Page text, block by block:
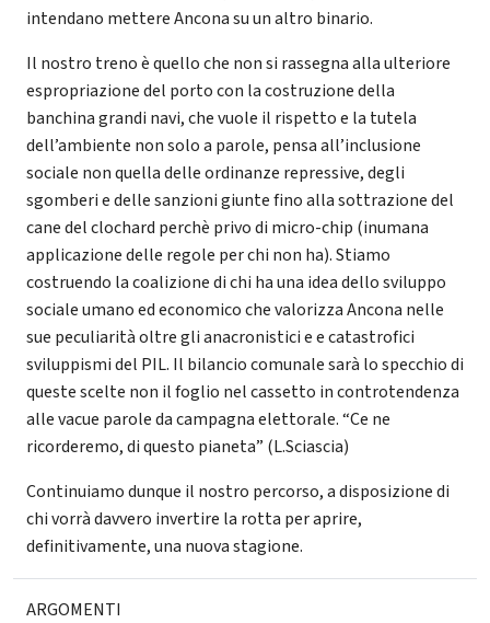
intendano mettere Ancona su un altro binario.
Il nostro treno è quello che non si rassegna alla ulteriore
espropriazione del porto con la costruzione della
banchina grandi navi, che vuole il rispetto e la tutela
dell’ambiente non solo a parole, pensa all’inclusione
sociale non quella delle ordinanze repressive, degli
sgomberi e delle sanzioni giunte fino alla sottrazione del
cane del clochard perchè privo di micro-chip (inumana
applicazione delle regole per chi non ha). Stiamo
costruendo la coalizione di chi ha una idea dello sviluppo
sociale umano ed economico che valorizza Ancona nelle
sue peculiarità oltre gli anacronistici e e catastrofici
sviluppismi del PIL. Il bilancio comunale sarà lo specchio di
queste scelte non il foglio nel cassetto in controtendenza
alle vacue parole da campagna elettorale. “Ce ne
ricorderemo, di questo pianeta” (L.Sciascia)
Continuiamo dunque il nostro percorso, a disposizione di
chi vorrà davvero invertire la rotta per aprire,
definitivamente, una nuova stagione.
ARGOMENTI